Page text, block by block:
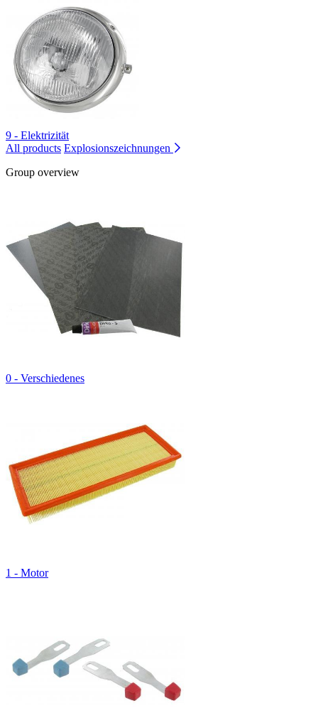
9 - Elektrizität
All products Explosionszeichnungen
Group overview
0 - Verschiedenes
1 - Motor